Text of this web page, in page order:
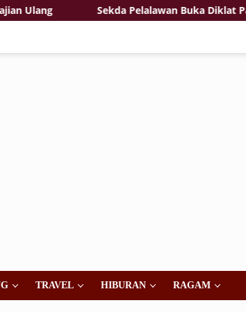
Sekda Pelalawan Buka Diklat
TRAVEL HIBURAN RAGAM